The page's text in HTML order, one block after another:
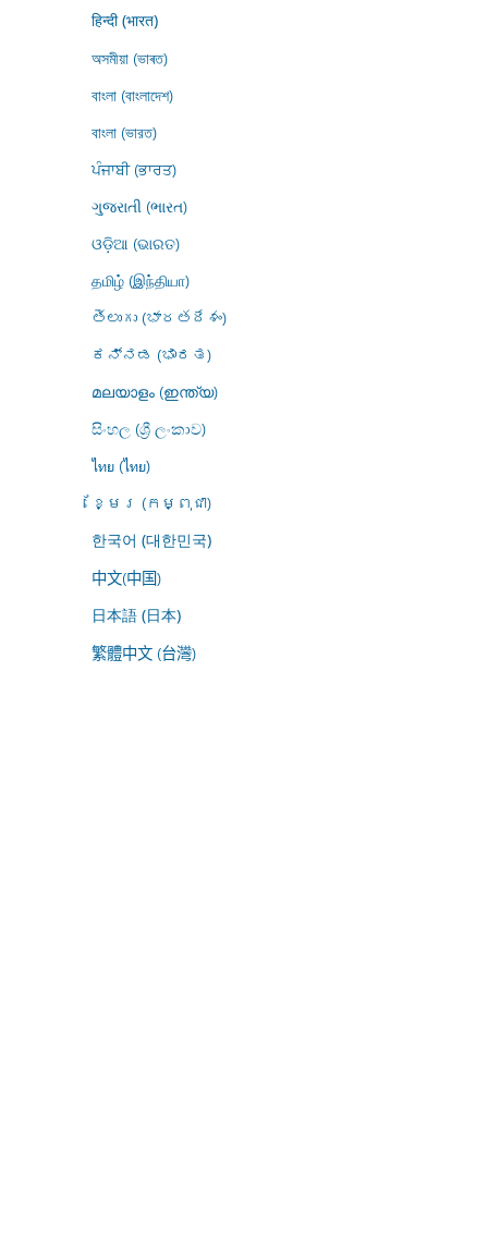
हिन्दी (भारत)
অসমীয়া (ভাৰত)
বাংলা (বাংলাদেশ)
বাংলা (ভারত)
ਪੰਜਾਬੀ (ਭਾਰਤ)
ગુજરાતી (ભારત)
ଓଡ଼ିଆ (ଭାରତ)
தமிழ் (இந்தியா)
తెలుగు (భారతదేశం)
ಕನ್ನಡ (ಭಾರತ)
മലയാളം (ഇന്ത്യ)
සිංහල (ශ්‍රී ලංකාව)
ไทย (ไทย)
ខ្មែរ (កម្ពុជា)
한국어 (대한민국)
中文(中国)
日本語 (日本)
繁體中文 (台灣)